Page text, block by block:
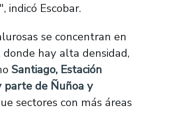
indicó Escobar.
se concentran en
hay alta densidad,
Santiago, Estación
parte de Ñuñoa y
sectores con más áreas